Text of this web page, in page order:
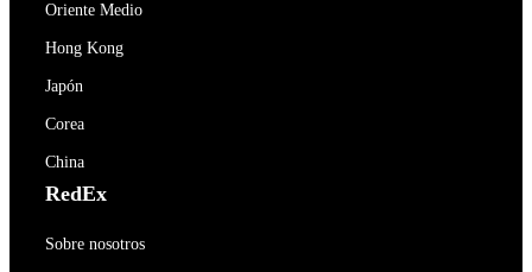
Oriente Medio
Hong Kong
Japón
Corea
China
RedEx
Sobre nosotros